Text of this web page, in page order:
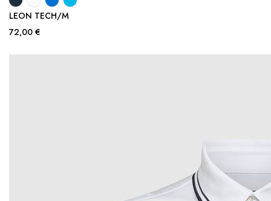
LEON TECH/M
72,00 €